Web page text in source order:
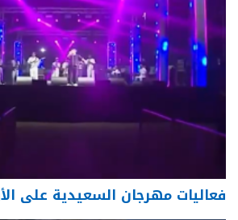
فعاليات مهرجان السعيدية على